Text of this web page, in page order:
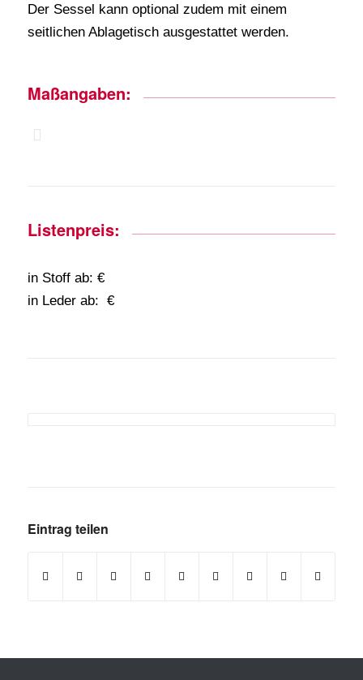
Der Sessel kann optional zudem mit einem
seitlichen Ablagetisch ausgestattet werden.
Maßangaben:
Listenpreis:
in Stoff ab: €
in Leder ab: €
Eintrag teilen